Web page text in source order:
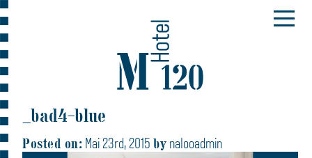
_bad4-blue
Posted on: Mai 23rd, 2015 by nalooadmin